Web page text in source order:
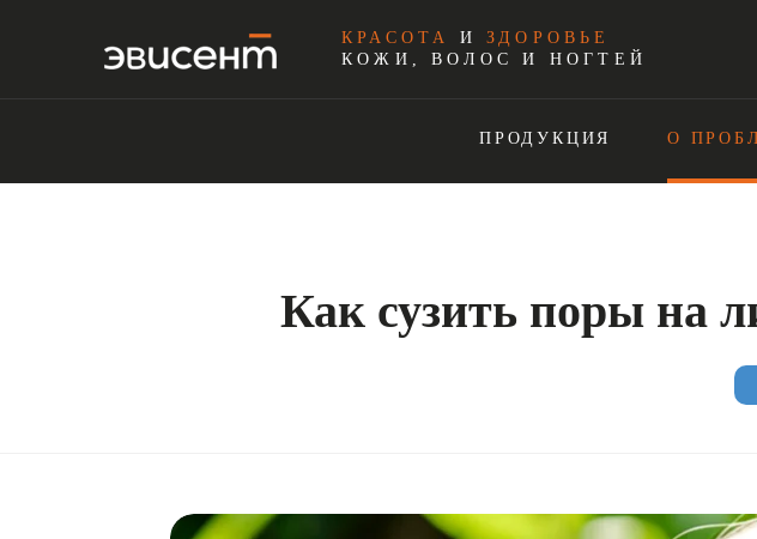
КРАСОТА ИЗДОРОВЬЕ
КОЖИ, ВОЛОС И НОГТЕЙ
ПРОДУКЦИЯ О
Как сузить поры на